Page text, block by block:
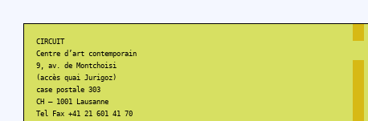
CIRCUIT
Centre d’art contemporain
9, av. de Montchoisi
(accès quai Jurigoz)
case postale 303
CH – 1001 Lausanne
Tel Fax +41 21 601 41 70